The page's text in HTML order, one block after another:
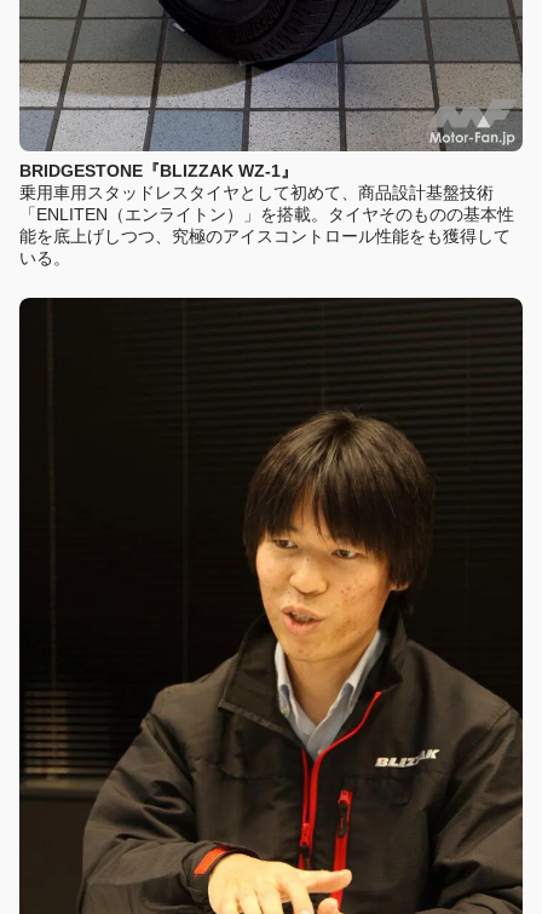
BRIDGESTONE『BLIZZAK WZ-1』
乗用車用スタッドレスタイヤとして初めて、商品設計基盤技術
「ENLITEN（エンライトン）」を搭載。タイヤそのものの基本性
能を底上げしつつ、究極のアイスコントロール性能をも獲得して
いる。